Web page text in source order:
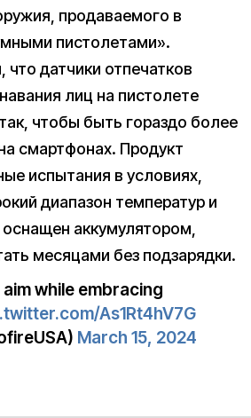
продаваемого в
пистолетами».
датчики отпечатков
лиц на пистолете
чтобы быть гораздо более
смартфонах. Продукт
испытания в условиях,
диапазон температур и
аккумулятором,
месяцами без подзарядки.
while embracing
As1Rt4hV7G
March 15, 2024